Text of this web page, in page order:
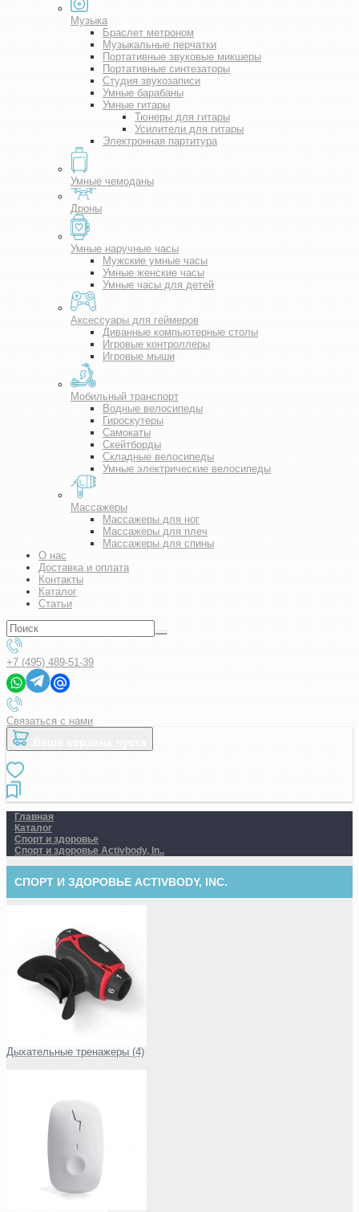
Музыка
Браслет метроном
Музыкальные перчатки
Портативные звуковые микшеры
Портативные синтезаторы
Студия звукозаписи
Умные барабаны
Умные гитары
Тюнеры для гитары
Усилители для гитары
Электронная партитура
Умные чемоданы
Дроны
Умные наручные часы
Мужские умные часы
Умные женские часы
Умные часы для детей
Аксессуары для геймеров
Диванные компьютерные столы
Игровые контроллеры
Игровые мыши
Мобильный транспорт
Водные велосипеды
Гироскутеры
Самокаты
Скейтборды
Складные велосипеды
Умные электрические велосипеды
Массажеры
Массажеры для ног
Массажеры для плеч
Массажеры для спины
О нас
Доставка и оплата
Контакты
Каталог
Статьи
+7 (495) 489-51-39
Связаться с нами
Главная
Каталог
Спорт и здоровье
Спорт и здоровье Activbody, In..
СПОРТ И ЗДОРОВЬЕ ACTIVBODY, INC.
Дыхательные тренажеры (4)